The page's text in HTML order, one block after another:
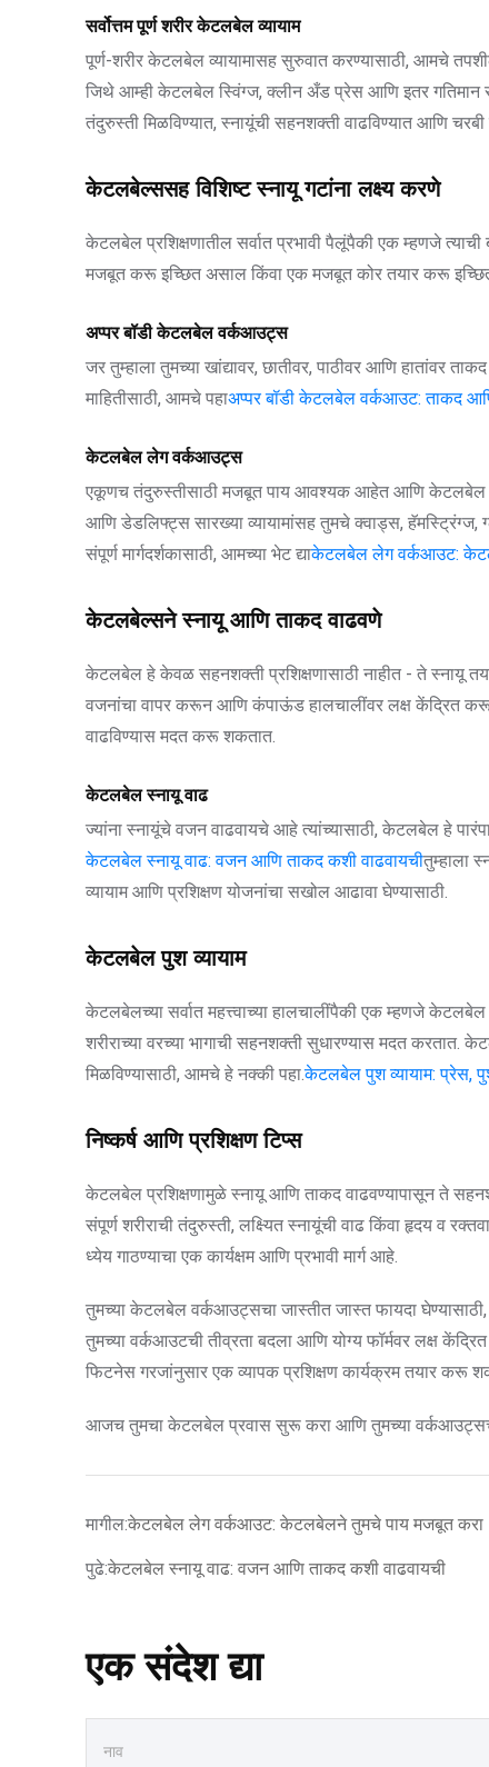
सर्वोत्तम पूर्ण शरीर केटलबेल व्यायाम
पूर्ण-शरीर केटलबेल व्यायामासह सुरुवात करण्यासाठी, आमचे
जिथे आम्ही केटलबेल स्विंग्ज, क्लीन अँड प्रेस आणि इतर गतिमान
तंदुरुस्ती मिळविण्यात, स्नायूंची सहनशक्ती वाढविण्यात आणि
केटलबेल्ससह विशिष्ट स्नायू गटांना लक्ष्य करणे
केटलबेल प्रशिक्षणातील सर्वात प्रभावी पैलूंपैकी एक म्हणजे
मजबूत करू इच्छित असाल किंवा एक मजबूत कोर तयार करू
अप्पर बॉडी केटलबेल वर्कआउट्स
जर तुम्हाला तुमच्या खांद्यावर, छातीवर, पाठीवर आणि
माहितीसाठी, आमचे पहाअप्पर बॉडी केटलबेल वर्कआउट: ताकद
केटलबेल लेग वर्कआउट्स
एकूणच तंदुरुस्तीसाठी मजबूत पाय आवश्यक आहेत आणि केटलबेल
आणि डेडलिफ्ट्स सारख्या व्यायामांसह तुमचे क्वाड्स,
संपूर्ण मार्गदर्शकासाठी, आमच्या भेट द्याकेटलबेल लेग वर्कआउट:
केटलबेल्सने स्नायू आणि ताकद वाढवणे
केटलबेल हे केवळ सहनशक्ती प्रशिक्षणासाठी नाहीत - ते स्नायू
वजनांचा वापर करून आणि कंपाऊंड हालचालींवर लक्ष केंद्रित
वाढविण्यास मदत करू शकतात.
केटलबेल स्नायू वाढ
ज्यांना स्नायूंचे वजन वाढवायचे आहे त्यांच्यासाठी, केटलबेल हे
केटलबेल स्नायू वाढ: वजन आणि ताकद कशी वाढवायचीतुम्हाला
व्यायाम आणि प्रशिक्षण योजनांचा सखोल आढावा घेण्यासाठी.
केटलबेल पुश व्यायाम
केटलबेलच्या सर्वात महत्त्वाच्या हालचालींपैकी एक म्हणजे
शरीराच्या वरच्या भागाची सहनशक्ती सुधारण्यास मदत
मिळविण्यासाठी, आमचे हे नक्की पहा.केटलबेल पुश व्यायाम: प्रेस,
निष्कर्ष आणि प्रशिक्षण टिप्स
केटलबेल प्रशिक्षणामुळे स्नायू आणि ताकद वाढवण्यापासून ते
संपूर्ण शरीराची तंदुरुस्ती, लक्ष्यित स्नायूंची वाढ किंवा हृदय व
ध्येय गाठण्याचा एक कार्यक्षम आणि प्रभावी मार्ग आहे.
तुमच्या केटलबेल वर्कआउट्सचा जास्तीत जास्त फायदा घेण्यासाठी,
तुमच्या वर्कआउटची तीव्रता बदला आणि योग्य फॉर्मवर लक्ष
फिटनेस गरजांनुसार एक व्यापक प्रशिक्षण कार्यक्रम तयार करू
आजच तुमचा केटलबेल प्रवास सुरू करा आणि तुमच्या
मागील:केटलबेल लेग वर्कआउट: केटलबेलने तुमचे पाय मजबूत करा
पुढे:केटलबेल स्नायू वाढ: वजन आणि ताकद कशी वाढवायची
एक संदेश द्या